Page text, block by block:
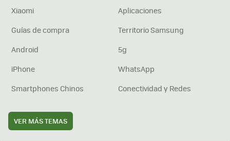
Xiaomi
Aplicaciones
Guías de compra
Territorio Samsung
Android
5g
iPhone
WhatsApp
Smartphones Chinos
Conectividad y Redes
VER MÁS TEMAS